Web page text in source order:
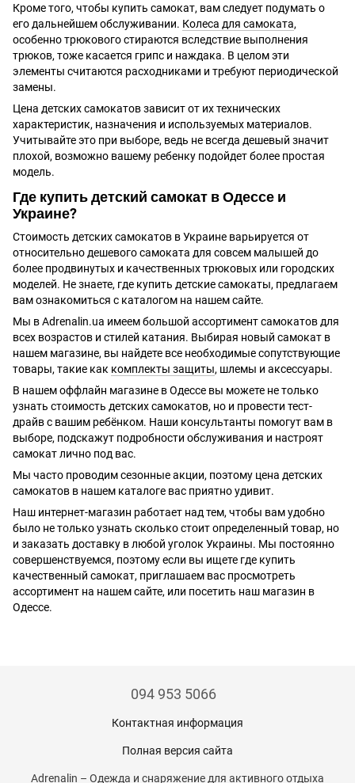
Кроме того, чтобы купить самокат, вам следует подумать о
его дальнейшем обслуживании. Колеса для самоката,
особенно трюкового стираются вследствие выполнения
трюков, тоже касается грипс и наждака. В целом эти
элементы считаются расходниками и требуют периодической
замены.
Цена детских самокатов зависит от их технических
характеристик, назначения и используемых материалов.
Учитывайте это при выборе, ведь не всегда дешевый значит
плохой, возможно вашему ребенку подойдет более простая
модель.
Где купить детский самокат в Одессе и
Украине?
Стоимость детских самокатов в Украине варьируется от
относительно дешевого самоката для совсем малышей до
более продвинутых и качественных трюковых или городских
моделей. Не знаете, где купить детские самокаты, предлагаем
вам ознакомиться с каталогом на нашем сайте.
Мы в Adrenalin.ua имеем большой ассортимент самокатов для
всех возрастов и стилей катания. Выбирая новый самокат в
нашем магазине, вы найдете все необходимые сопутствующие
товары, такие как комплекты защиты, шлемы и аксессуары.
В нашем оффлайн магазине в Одессе вы можете не только
узнать стоимость детских самокатов, но и провести тест-
драйв с вашим ребёнком. Наши консультанты помогут вам в
выборе, подскажут подробности обслуживания и настроят
самокат лично под вас.
Мы часто проводим сезонные акции, поэтому цена детских
самокатов в нашем каталоге вас приятно удивит.
Наш интернет-магазин работает над тем, чтобы вам удобно
было не только узнать сколько стоит определенный товар, но
и заказать доставку в любой уголок Украины. Мы постоянно
совершенствуемся, поэтому если вы ищете где купить
качественный самокат, приглашаем вас просмотреть
ассортимент на нашем сайте, или посетить наш магазин в
Одессе.
094 953 5066
Контактная информация
Полная версия сайта
Adrenalin – Одежда и снаряжение для активного отдыха